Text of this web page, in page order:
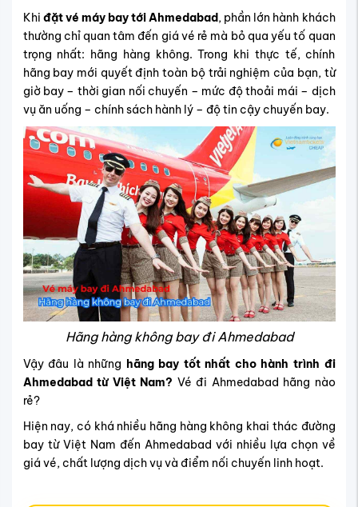
Khi đặt vé máy bay tới Ahmedabad, phần lớn hành khách
thường chỉ quan tâm đến giá vé rẻ mà bỏ qua yếu tố quan
trọng nhất: hãng hàng không. Trong khi thực tế, chính
hãng bay mới quyết định toàn bộ trải nghiệm của bạn, từ
giờ bay – thời gian nối chuyến – mức độ thoải mái – dịch
vụ ăn uống – chính sách hành lý – độ tin cậy chuyến bay.
Hãng hàng không bay đi Ahmedabad
Vậy đâu là những hãng bay tốt nhất cho hành trình đi
Ahmedabad từ Việt Nam? Vé đi Ahmedabad hãng nào
rẻ?
Hiện nay, có khá nhiều hãng hàng không khai thác đường
bay từ Việt Nam đến Ahmedabad với nhiều lựa chọn về
giá vé, chất lượng dịch vụ và điểm nối chuyến linh hoạt.